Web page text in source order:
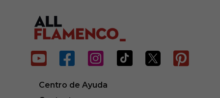
     
Centro de Ayuda